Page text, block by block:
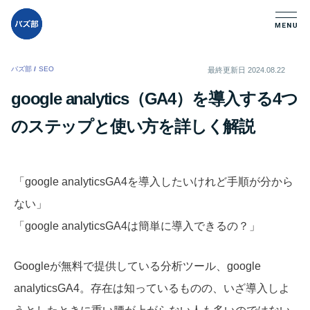
バズ部 / SEO 最終更新日 2024.08.22
google analytics（GA4）を導入する4つ
のステップと使い方を詳しく解説
「 google analyticsGA4を導入したいけれど手順が分から
ない」
「google analyticsGA4は簡単に導入できるの？」
Googleが無料で提供している分析ツール、google
analyticsGA4。存在は知っているものの、いざ導入しよ